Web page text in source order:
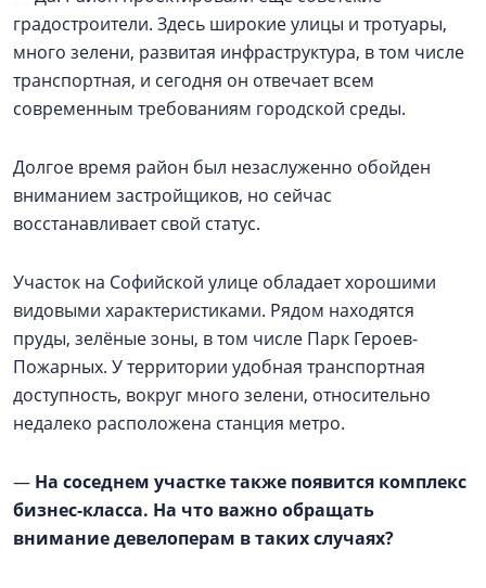
градостроители. Здесь широкие улицы и тротуары,
много зелени, развитая инфраструктура, в том числе
транспортная, и сегодня он отвечает всем
современным требованиям городской среды.
Долгое время район был незаслуженно обойден
вниманием застройщиков, но сейчас
восстанавливает свой статус.
Участок на Софийской улице обладает хорошими
видовыми характеристиками. Рядом находятся
пруды, зелёные зоны, в том числе Парк Героев-
Пожарных. У территории удобная транспортная
доступность, вокруг много зелени, относительно
недалеко расположена станция метро.
— На соседнем участке также появится комплекс
бизнес-класса. На что важно обращать
внимание девелоперам в таких случаях?